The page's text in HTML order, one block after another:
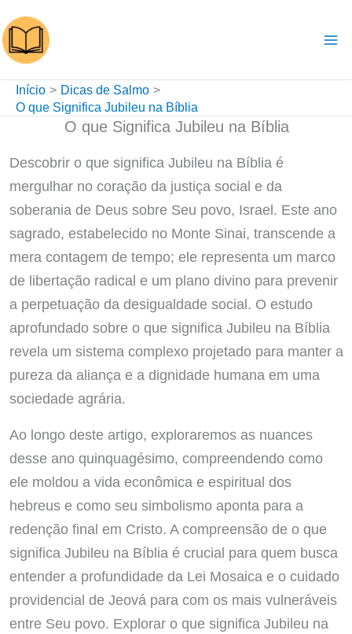
para
o
conteúdo
Início
Dicas de Salmo
O que Significa Jubileu na Bíblia
O que Significa Jubileu na Bíblia
Descobrir o que significa Jubileu na Bíblia é
mergulhar no coração da justiça social e da
soberania de Deus sobre Seu povo, Israel. Este ano
sagrado, estabelecido no Monte Sinai, transcende a
mera contagem de tempo; ele representa um marco
de libertação radical e um plano divino para prevenir
a perpetuação da desigualdade social. O estudo
aprofundado sobre o que significa Jubileu na Bíblia
revela um sistema complexo projetado para manter a
pureza da aliança e a dignidade humana em uma
sociedade agrária.
Ao longo deste artigo, exploraremos as nuances
desse ano quinquagésimo, compreendendo como
ele moldou a vida econômica e espiritual dos
hebreus e como seu simbolismo aponta para a
redenção final em Cristo. A compreensão de o que
significa Jubileu na Bíblia é crucial para quem busca
entender a profundidade da Lei Mosaica e o cuidado
providencial de Jeová para com os mais vulneráveis
entre Seu povo. Explorar o que significa Jubileu na